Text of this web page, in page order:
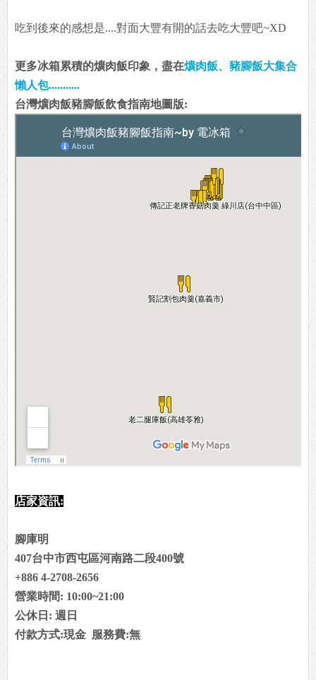
吃到後來的感想是....對面大豐有開的話去吃大豐吧~XD
更多冰箱累積的爌肉飯印象，盡在爌肉飯、豬腳飯大集合
懶人包...........
台灣爌肉飯豬腳飯飲食指南地圖版:
店家資訊:
腳庫明
407台中市西屯區河南路二段400號
+886 4-2708-2656
營業時間: 10:00~21:00
公休日: 週日
付款方式:現金 服務費:無